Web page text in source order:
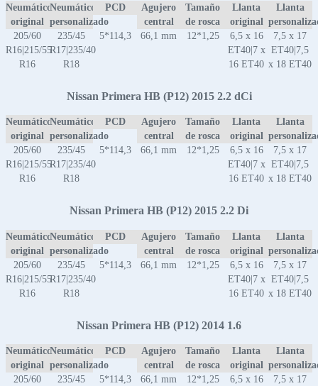
Neumático
original
Neumático
personalizado
PCD
Agujero
central
Tamaño
de rosca
Llanta
original
Llanta
205/60
R16|215/55
R16
235/45
R17|235/40
R18
5*114,3 66,1 mm 12*1,25
6,5 x 16
ET40|7 x
16 ET40
7,5 x 17
ET40|7,5
x 18 ET40
Nissan Primera HB (P12) 2015 2.2 dCi
Neumático
original
Neumático
personalizado
PCD
Agujero
central
Tamaño
de rosca
Llanta
original
Llanta
205/60
R16|215/55
R16
235/45
R17|235/40
R18
5*114,3 66,1 mm 12*1,25
6,5 x 16
ET40|7 x
16 ET40
7,5 x 17
ET40|7,5
x 18 ET40
Nissan Primera HB (P12) 2015 2.2 Di
Neumático
original
Neumático
personalizado
PCD
Agujero
central
Tamaño
de rosca
Llanta
original
Llanta
205/60
R16|215/55
R16
235/45
R17|235/40
R18
5*114,3 66,1 mm 12*1,25
6,5 x 16
ET40|7 x
16 ET40
7,5 x 17
ET40|7,5
x 18 ET40
Nissan Primera HB (P12) 2014 1.6
Neumático
original
Neumático
personalizado
PCD
Agujero
central
Tamaño
de rosca
Llanta
original
Llanta
205/60
235/45
5*114,3 66,1 mm 12*1,25
6,5 x 16
7,5 x 17